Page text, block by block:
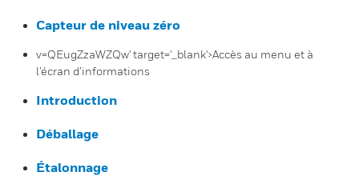
Capteur de niveau zéro
v=QEugZzaWZQw' target='_blank'>Accès au menu et à
l’écran d’informations
Introduction
Déballage
Étalonnage